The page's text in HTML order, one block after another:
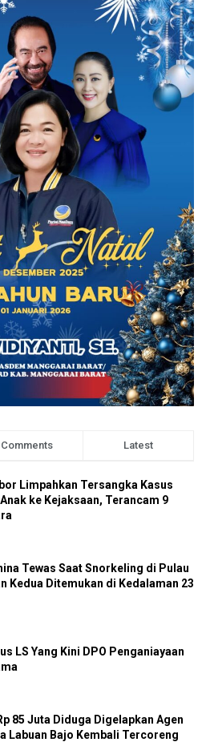
Comments Latest
Limpahkan Tersangka Kasus
ke Kejaksaan, Terancam 9
Tewas Saat Snorkeling di Pulau
Kedua Ditemukan di Kedalaman 23
LS Yang Kini DPO Penganiayaan
85 Juta Diduga Digelapkan Agen
Labuan Bajo Kembali Tercoreng